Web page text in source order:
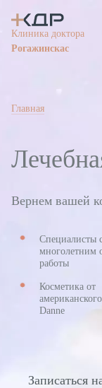
Клиника доктора
Рогажинскас
Информация о
Вакансии
Главная
Вернем вашей
Специалисты
многолетним
работы
Косметика от
Danne
Записаться